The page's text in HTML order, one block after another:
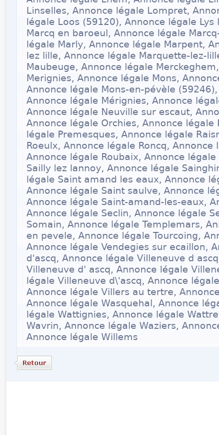
Linselles, Annonce légale Lompret,
légale Loos (59120), Annonce légale
Marcq en baroeul, Annonce légale
légale Marly, Annonce légale Marpent,
lez lille, Annonce légale Marquette-lez-
Maubeuge, Annonce légale
Merignies, Annonce légale Mons,
Annonce légale Mons-en-pévèle
Annonce légale Mérignies, Annonce
Annonce légale Neuville sur escaut,
Annonce légale Orchies, Annonce légale
légale Premesques, Annonce légale
Roeulx, Annonce légale Roncq,
Annonce légale Roubaix, Annonce
Sailly lez lannoy, Annonce légale
légale Saint amand les eaux, Annonce
Annonce légale Saint saulve, Annonce
Annonce légale Saint-amand-les-eaux,
Annonce légale Seclin, Annonce légale
Somain, Annonce légale Templemars,
en pevele, Annonce légale Tourcoing,
Annonce légale Vendegies sur ecaillon,
d'ascq, Annonce légale Villeneuve d
Villeneuve d' ascq, Annonce légale
légale Villeneuve d\'ascq, Annonce
Annonce légale Villers au tertre,
Annonce légale Wasquehal, Annonce
légale Wattignies, Annonce légale
Wavrin, Annonce légale Waziers,
Annonce légale Willems